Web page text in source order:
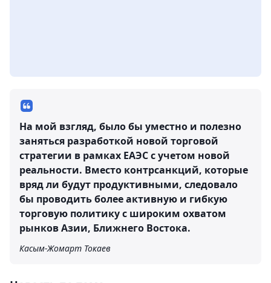
На мой взгляд, было бы уместно и полезно
заняться разработкой новой торговой
стратегии в рамках ЕАЭС с учетом новой
реальности. Вместо контрсанкций, которые
вряд ли будут продуктивными, следовало
бы проводить более активную и гибкую
торговую политику с широким охватом
рынков Азии, Ближнего Востока.
Касым-Жомарт Токаев